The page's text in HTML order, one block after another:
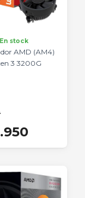
En stock
AMD (AM4)
3 3200G